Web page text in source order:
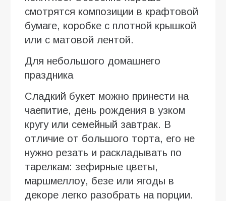
смотрятся композиции в крафтовой
бумаге, коробке с плотной крышкой
или с матовой лентой.
Для небольшого домашнего
праздника
Сладкий букет можно принести на
чаепитие, день рождения в узком
кругу или семейный завтрак. В
отличие от большого торта, его не
нужно резать и раскладывать по
тарелкам: зефирные цветы,
маршмеллоу, безе или ягоды в
декоре легко разобрать на порции.